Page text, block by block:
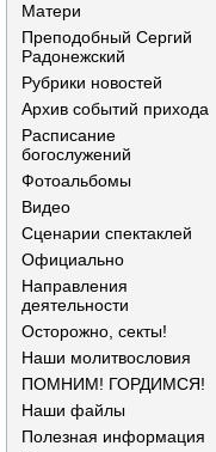
Матери
Преподобный Сергий
Радонежский
Рубрики новостей
Архив событий прихода
Расписание
богослужений
Фотоальбомы
Видео
Сценарии спектаклей
Официально
Направления
деятельности
Осторожно, секты!
Наши молитвословия
ПОМНИМ! ГОРДИМСЯ!
Наши файлы
Полезная информация